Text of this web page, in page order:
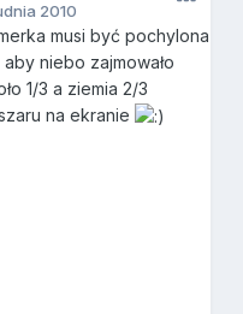
2010
musi być pochylona
aby niebo zajmowało
1/3 a ziemia 2/3
na ekranie